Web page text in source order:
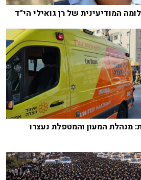
המודיעינית של רן גואילי הי"ד
המעון והמטפלת נעצרו